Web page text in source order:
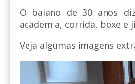
O baiano de 30 anos
academia, corrida, boxe e
Veja algumas imagens